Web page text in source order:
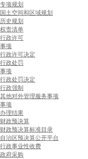
专项规划
国土空间和区域规划
历史规划
权责清单
行政许可
事项
行政许可决定
行政处罚
事项
行政处罚决定
行政强制
其他对外管理服务事项
事项
办理结果
财政预决算
财政预决算标准目录
自治区预决算公开平台
行政事业性收费
政府采购